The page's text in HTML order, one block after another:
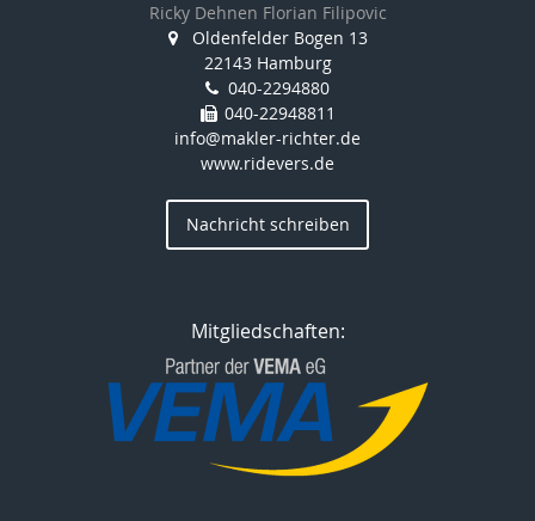
Ricky Dehnen Florian Filipovic
Oldenfelder Bogen 13
22143 Hamburg
040-2294880
040-22948811
info@makler-richter.de
www.ridevers.de
Nachricht schreiben
Mitgliedschaften: